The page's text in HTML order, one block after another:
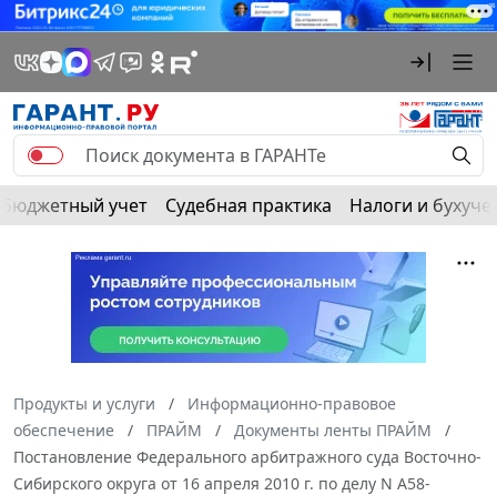
Бюджетный учет Судебная практика Налоги и
Продукты и услуги
Информационно-правовое
обеспечение
ПРАЙМ
Документы ленты ПРАЙМ
Постановление Федерального арбитражного суда Восточно-
Сибирского округа от 16 апреля 2010 г. по делу N А58-